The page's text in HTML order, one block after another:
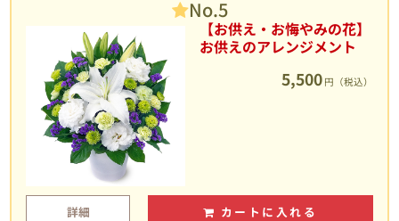
No.5
【お供え・お悔やみの花】
お供えのアレンジメント
5,500 円（税込）
詳細 カートに入れる